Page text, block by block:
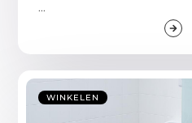
...
WINKELEN